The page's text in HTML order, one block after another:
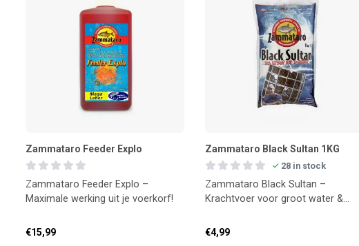
Zammataro Feeder Explo
Zammataro Feeder Explo –
Maximale werking uit je voerkorf!
€15,99
Zammataro Black Sultan 1KG
28 in stock
Zammataro Black Sultan –
Krachtvoer voor groot water &
€4,99